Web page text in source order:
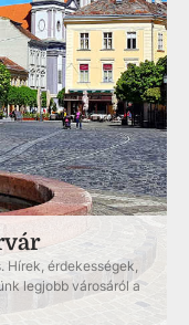
érdekességek,
legjobb városáról a